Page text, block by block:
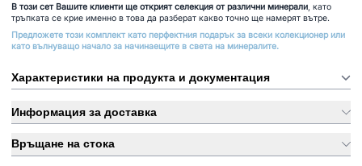
В този сет Вашите клиенти ще открият селекция от различни минерали , като
тръпката се крие именно в това да разберат какво точно ще намерят вътре.
Предложете този комплект като перфектния подарък за всеки колекционер или
като вълнуващо начало за начинаещите в света на минералите.
Характеристики на продукта и документация
Информация за доставка
Връщане на стока